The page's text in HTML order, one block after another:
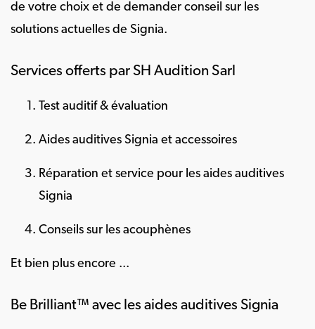
de votre choix et de demander conseil sur les
solutions actuelles de Signia.
Services offerts par SH Audition Sarl
Test auditif & évaluation
Aides auditives Signia et accessoires
Réparation et service pour les aides auditives
Signia
Conseils sur les acouphènes
Et bien plus encore ...
Be Brilliant™ avec les aides auditives Signia